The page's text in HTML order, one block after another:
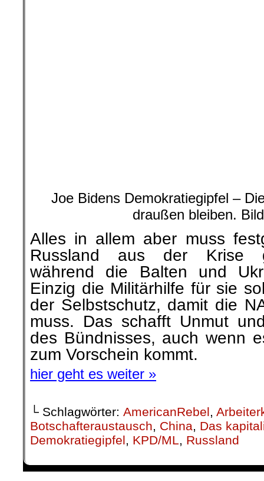
Joe Bidens Demokratiegipfel –
draußen bleiben.
Alles in allem aber muss
Russland aus der Krise
während die Balten und
Einzig die Militärhilfe für sie
der Selbstschutz, damit die
muss. Das schafft Unmut
des Bündnisses, auch wenn
zum Vorschein kommt.
hier geht es weiter »
└ Schlagwörter: AmericanRebel,
Botschafteraustausch, China, Das
Demokratiegipfel, KPD/ML, Russland